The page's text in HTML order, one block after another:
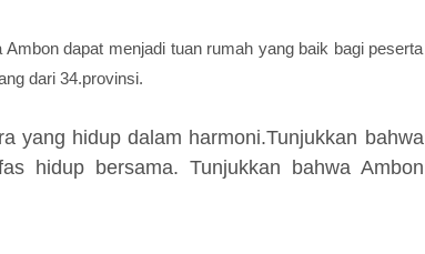
dapat menjadi tuan rumah yang baik bagi ‎peserta
dari 34.provinsi.
yang hidup dalam harmoni.Tunjukkan bahwa
hidup bersama. Tunjukkan bahwa Ambon